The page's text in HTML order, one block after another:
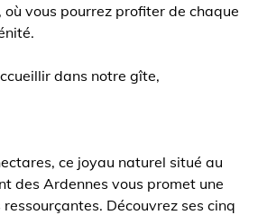
vous pourrez profiter de chaque
dans notre gîte,
ce joyau naturel situé au
des Ardennes vous promet une
Découvrez ses cinq